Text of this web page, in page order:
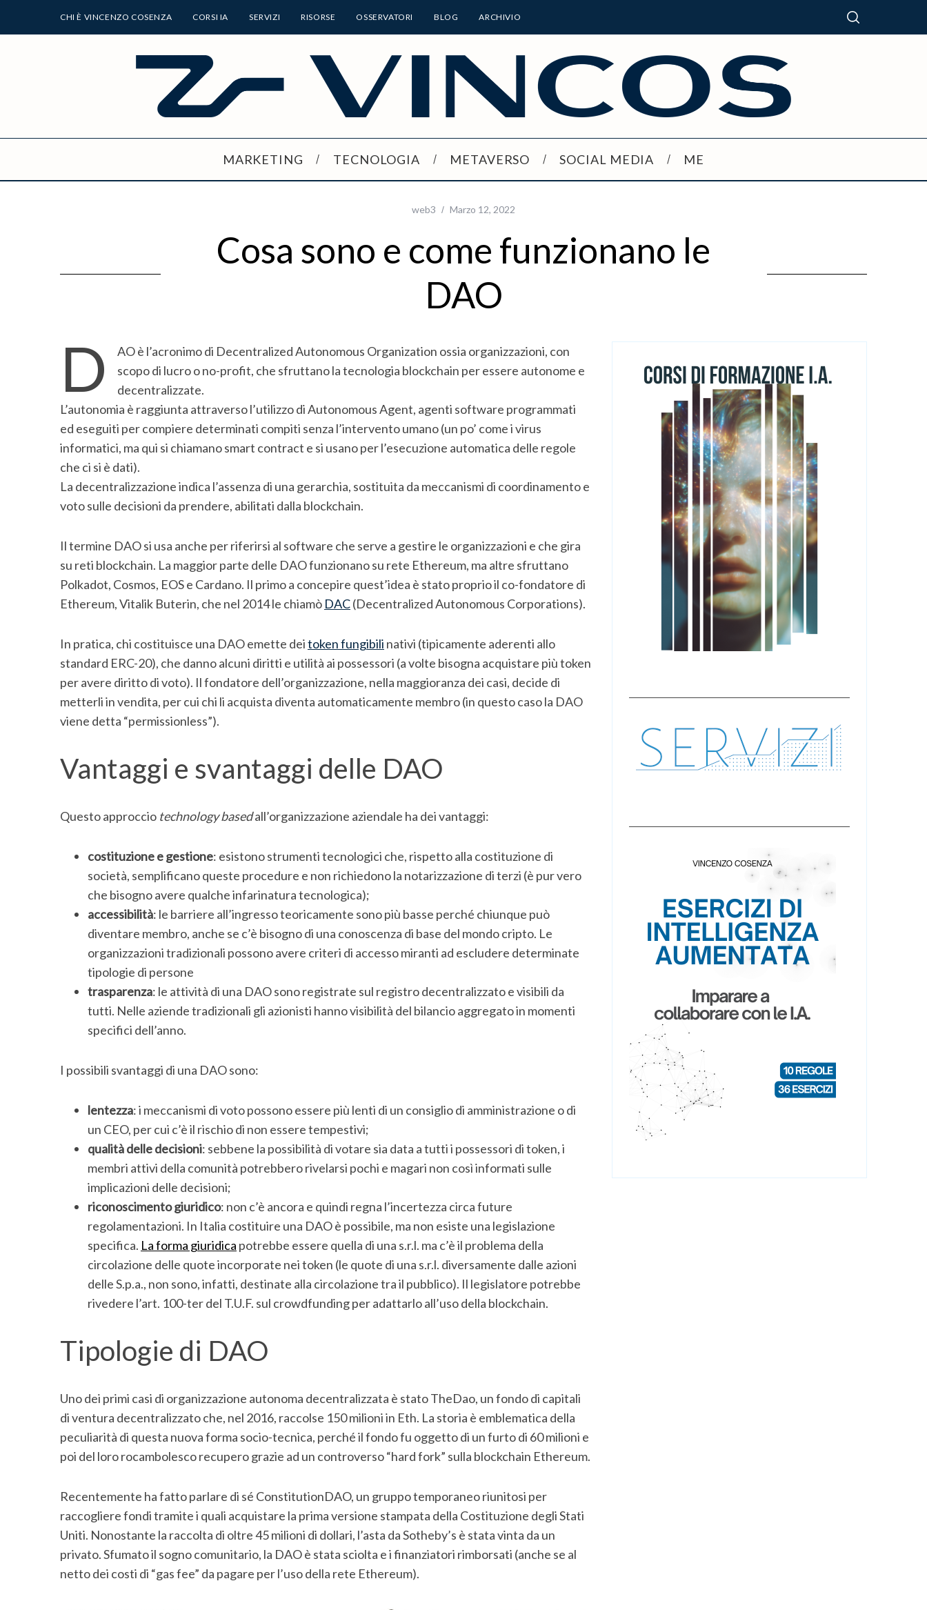
CHI È VINCENZO COSENZA CORSI IA SERVIZI RISORSE OSSERVATORI BLOG ARCHIVIO
MARKETING TECNOLOGIA METAVERSO SOCIAL MEDIA ME
web3 Marzo 12, 2022
Cosa sono e come funzionano le
DAO
D
AO è l’acronimo di Decentralized Autonomous Organization ossia organizzazioni, con
scopo di lucro o no-profit, che sfruttano la tecnologia blockchain per essere autonome e
decentralizzate.
L’autonomia è raggiunta attraverso l’utilizzo di Autonomous Agent, agenti software programmati
ed eseguiti per compiere determinati compiti senza l’intervento umano (un po’ come i virus
informatici, ma qui si chiamano smart contract e si usano per l’esecuzione automatica delle regole
che ci si è dati).
La decentralizzazione indica l’assenza di una gerarchia, sostituita da meccanismi di coordinamento e
voto sulle decisioni da prendere, abilitati dalla blockchain.
Il termine DAO si usa anche per riferirsi al software che serve a gestire le organizzazioni e che gira
su reti blockchain. La maggior parte delle DAO funzionano su rete Ethereum, ma altre sfruttano
Polkadot, Cosmos, EOS e Cardano. Il primo a concepire quest’idea è stato proprio il co-fondatore di
Ethereum, Vitalik Buterin, che nel 2014 le chiamò DAC(Decentralized Autonomous Corporations).
In pratica, chi costituisce una DAO emette deitoken fungibili nativi (tipicamente aderenti allo
standard ERC-20), che danno alcuni diritti e utilità ai possessori (a volte bisogna acquistare più token
per avere diritto di voto). Il fondatore dell’organizzazione, nella maggioranza dei casi, decide di
metterli in vendita, per cui chi li acquista diventa automaticamente membro (in questo caso la DAO
viene detta “permissionless”).
Vantaggi e svantaggi delle DAO
Questo approccio technology basedall’organizzazione aziendale ha dei vantaggi:
costituzione e gestione: esistono strumenti tecnologici che, rispetto alla costituzione di
società, semplificano queste procedure e non richiedono la notarizzazione di terzi (è pur vero
che bisogno avere qualche infarinatura tecnologica);
accessibilità: le barriere all’ingresso teoricamente sono più basse perché chiunque può
diventare membro, anche se c’è bisogno di una conoscenza di base del mondo cripto. Le
organizzazioni tradizionali possono avere criteri di accesso miranti ad escludere determinate
tipologie di persone
trasparenza: le attività di una DAO sono registrate sul registro decentralizzato e visibili da
tutti. Nelle aziende tradizionali gli azionisti hanno visibilità del bilancio aggregato in momenti
specifici dell’anno.
I possibili svantaggi di una DAO sono:
lentezza: i meccanismi di voto possono essere più lenti di un consiglio di amministrazione o di
un CEO, per cui c’è il rischio di non essere tempestivi;
qualità delle decisioni: sebbene la possibilità di votare sia data a tutti i possessori di token, i
membri attivi della comunità potrebbero rivelarsi pochi e magari non così informati sulle
implicazioni delle decisioni;
riconoscimento giuridico: non c’è ancora e quindi regna l’incertezza circa future
regolamentazioni. In Italia costituire una DAO è possibile, ma non esiste una legislazione
specifica. La forma giuridica potrebbe essere quella di una s.r.l. ma c’è il problema della
circolazione delle quote incorporate nei token (le quote di una s.r.l. diversamente dalle azioni
delle S.p.a., non sono, infatti, destinate alla circolazione tra il pubblico). Il legislatore potrebbe
rivedere l’art. 100-ter del T.U.F. sul crowdfunding per adattarlo all’uso della blockchain.
Tipologie di DAO
Uno dei primi casi di organizzazione autonoma decentralizzata è stato TheDao, un fondo di capitali
di ventura decentralizzato che, nel 2016, raccolse 150 milioni in Eth. La storia è emblematica della
peculiarità di questa nuova forma socio-tecnica, perché il fondo fu oggetto di un furto di 60 milioni e
poi del loro rocambolesco recupero grazie ad un controverso “hard fork” sulla blockchain Ethereum.
Recentemente ha fatto parlare di sé ConstitutionDAO, un gruppo temporaneo riunitosi per
raccogliere fondi tramite i quali acquistare la prima versione stampata della Costituzione degli Stati
Uniti. Nonostante la raccolta di oltre 45 milioni di dollari, l’asta da Sotheby’s è stata vinta da un
privato. Sfumato il sogno comunitario, la DAO è stata sciolta e i finanziatori rimborsati (anche se al
netto dei costi di “gas fee” da pagare per l’uso della rete Ethereum).
S
r
c
f
o
: